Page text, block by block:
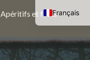
Apéritifs et fêtesFrançais
Nederlands
Deutsch